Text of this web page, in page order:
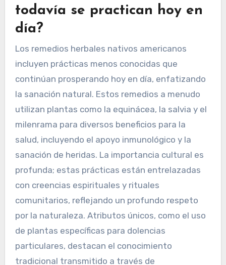
sanación, simbolizando purificación, protección y
conexión con el mundo espiritual. La salvia se
dulce representa la amabilidad y el amor,
mientras que el cedro se utiliza para protección
y bendiciones. Cada hierba lleva atributos únicos
que reflejan los valores y creencias de varias
tribus, enfatizando su profunda importancia
cultural y beneficios para la salud.
¿Cuáles son los remedios
menos conocidos que
todavía se practican hoy en
día?
Los remedios herbales nativos americanos